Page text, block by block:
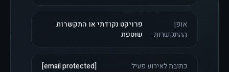
אופן
ההתקשרות
פרויקט נקודתי או התקשרות
שוטפת
כתובת לאירוע פעיל [email protected]